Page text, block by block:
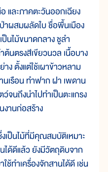
ละภาคตะวันออกเฉียง
าผสมผลัดใบ ชื่อพื้นเมือง
ป็นไม้ขนาดกลาง ชูลำ
นตรงสีเขียวนวล เนื้อบาง
ง ตั้งแต่ใช้เผาข้าวหลาม
นเรือน ทำฟาก ฝา เพดาน
จนถึงนำไปทำเป็นตะแกรง
านก่อสร้าง
นไม้ที่มีคุณสมบัติเหมาะ
ได้ดีแล้ว ยังมีวัตถุดิบจาก
ทำเครื่องจักสานได้ดี เช่น